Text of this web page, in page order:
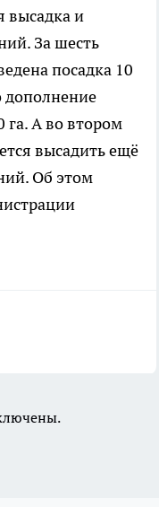
высадка и
За шесть
посадка 10
дополнение
га. А во втором
высадить ещё
Об этом